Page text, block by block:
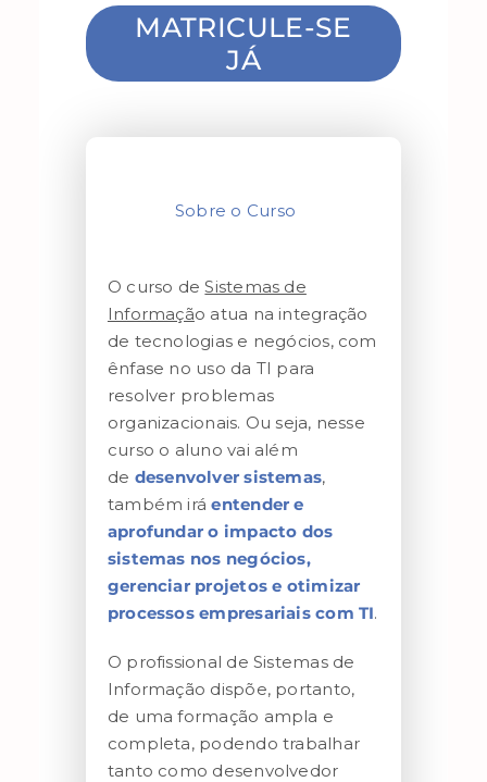
MATRICULE-SE
JÁ
Sobre o Curso
O curso deSistemas de
Informação atua na integração
de tecnologias e negócios, com
ênfase no uso da TI para
resolver problemas
organizacionais. Ou seja, nesse
curso o aluno vai além
de desenvolver sistemas,
também iráentender e
aprofundar o impacto dos
sistemas nos negócios,
gerenciar projetos e otimizar
processos empresariais com TI.
O profissional de Sistemas de
Informação dispõe, portanto,
de uma formação ampla e
completa, podendo trabalhar
tanto como desenvolvedor